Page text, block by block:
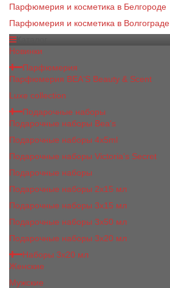
Парфюмерия и косметика в Белгороде
Парфюмерия и косметика в Волгограде
Новинки
Парфюмерия
Парфюмерия BEA'S Beauty & Scent
Luxe collection
Подарочные наборы
Подарочные наборы Bea's
Подарочные наборы 4х5ml
Подарочные наборы Victoria's Secret
Подарочные наборы
Подарочные наборы 2x15 мл
Подарочные наборы 3х15 мл
Подарочные наборы 3x50 мл
Подарочные наборы 3x20 мл
Наборы 3х20 мл
Женские
Мужские